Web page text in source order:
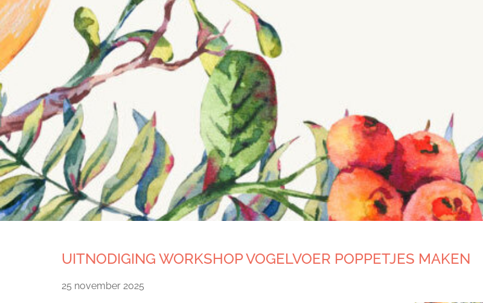
UITNODIGING WORKSHOP VOGELVOER POPPETJES MAKEN
25 november 2025